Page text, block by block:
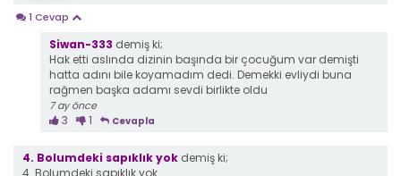
1 Cevap
Siwan-333 demiş ki;
Hak etti aslında dizinin başında bir çocuğum var demişti
hatta adını bile koyamadım dedi. Demekki evliydi buna
rağmen başka adamı sevdi birlikte oldu
7 ay önce
3 1 Cevapla
4. Bolumdeki sapıklık yok demiş ki;
4. Bolumdeki sapıklık yok